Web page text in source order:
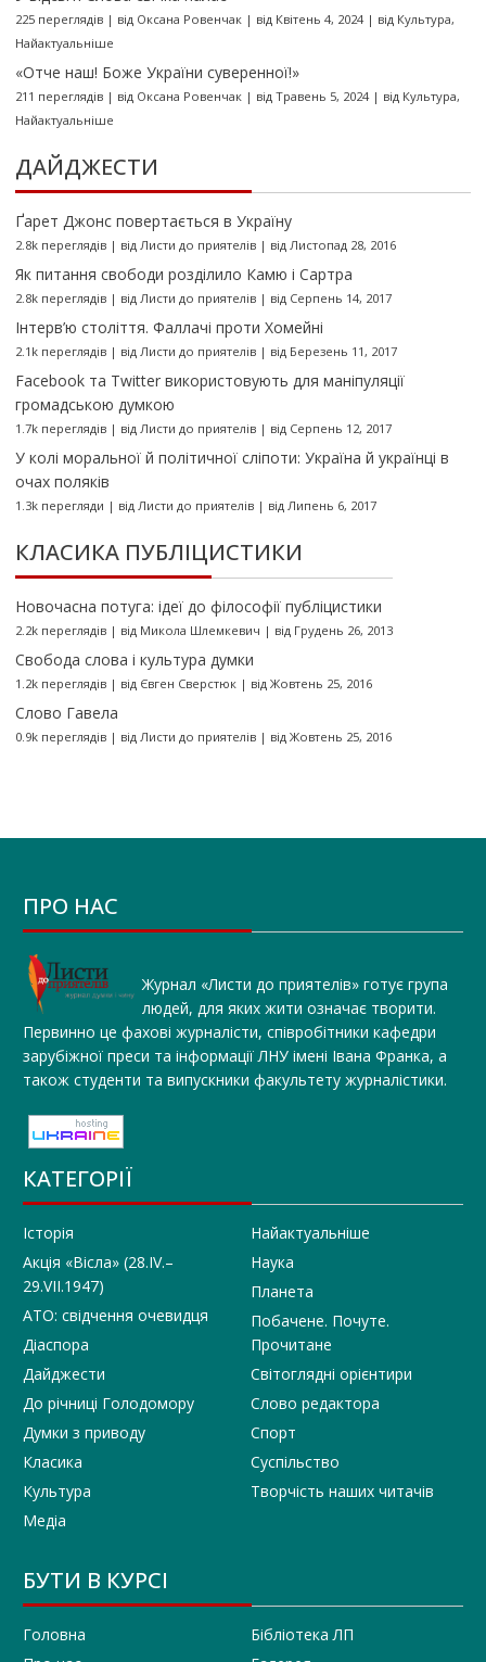
225 переглядів| від Оксана Ровенчак| від Квітень 4, 2024| від Культура,
Найактуальніше
«Отче наш! Боже України суверенної!»
211 переглядів| від Оксана Ровенчак| від Травень 5, 2024| від Культура,
Найактуальніше
ДАЙДЖЕСТИ
Ґарет Джонс повертається в Україну
2.8k переглядів| від Листи до приятелів| від Листопад 28, 2016
Як питання свободи розділило Камю і Сартра
2.8k переглядів| від Листи до приятелів| від Серпень 14, 2017
Інтерв’ю століття. Фаллачі проти Хомейні
2.1k переглядів| від Листи до приятелів| від Березень 11, 2017
Facebook та Twitter використовують для маніпуляції
громадською думкою
1.7k переглядів| від Листи до приятелів| від Серпень 12, 2017
У колі моральної й політичної сліпоти: Україна й українці в
очах поляків
1.3k перегляди | від Листи до приятелів| від Липень 6, 2017
КЛАСИКА ПУБЛІЦИСТИКИ
Новочасна потуга: ідеї до філософії публіцистики
2.2k переглядів| від Микола Шлемкевич | від Грудень 26, 2013
Свобода слова і культура думки
1.2k переглядів| від Євген Сверстюк| від Жовтень 25, 2016
Слово Гавела
0.9k переглядів| від Листи до приятелів| від Жовтень 25, 2016
ПРО НАС
Журнал «Листи до приятелів» готує група
людей, для яких жити означає творити.
Первинно це фахові журналісти, співробітники кафедри
зарубіжної преси та інформації ЛНУ імені Івана Франка, а
також студенти та випускники факультету журналістики.
КАТЕГОРІЇ
Історія
Акція «Вісла» (28.IV.–
29.VII.1947)
АТО: свідчення очевидця
Діаспора
Дайджести
До річниці Голодомору
Думки з приводу
Класика
Культура
Медіа
Найактуальніше
Наука
Планета
Побачене. Почуте.
Прочитане
Світоглядні орієнтири
Слово редактора
Спорт
Суспільство
Творчість наших читачів
БУТИ В КУРСІ
Головна
Бібліотека ЛП